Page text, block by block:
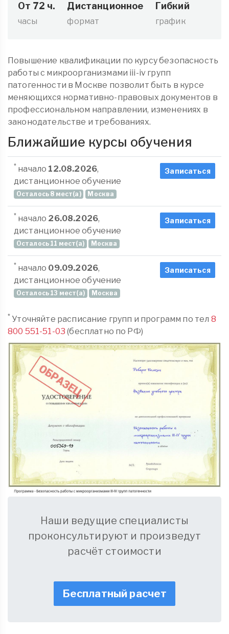
От 72 ч.
часы
Дистанционное
формат
Гибкий
график
Повышение квалификации по курсу безопасность
работы с микроорганизмами iii-iv групп
патогенности в Москве позволит быть в курсе
меняющихся нормативно-правовых документов в
профессиональном направлении, изменениях в
законодательстве и требованиях.
Ближайшие курсы обучения
* начало 12.08.2026,
дистанционное обучение
Осталось 8 мест(а) Москва
Записаться
* начало 26.08.2026,
дистанционное обучение
Осталось 11 мест(а) Москва
Записаться
* начало 09.09.2026,
дистанционное обучение
Осталось 13 мест(а) Москва
Записаться
* Уточняйте расписание групп и программ по тел 8
800 551-51-03 (бесплатно по РФ)
Наши ведущие специалисты
проконсультируют и произведут
расчёт стоимости
Бесплатный расчет